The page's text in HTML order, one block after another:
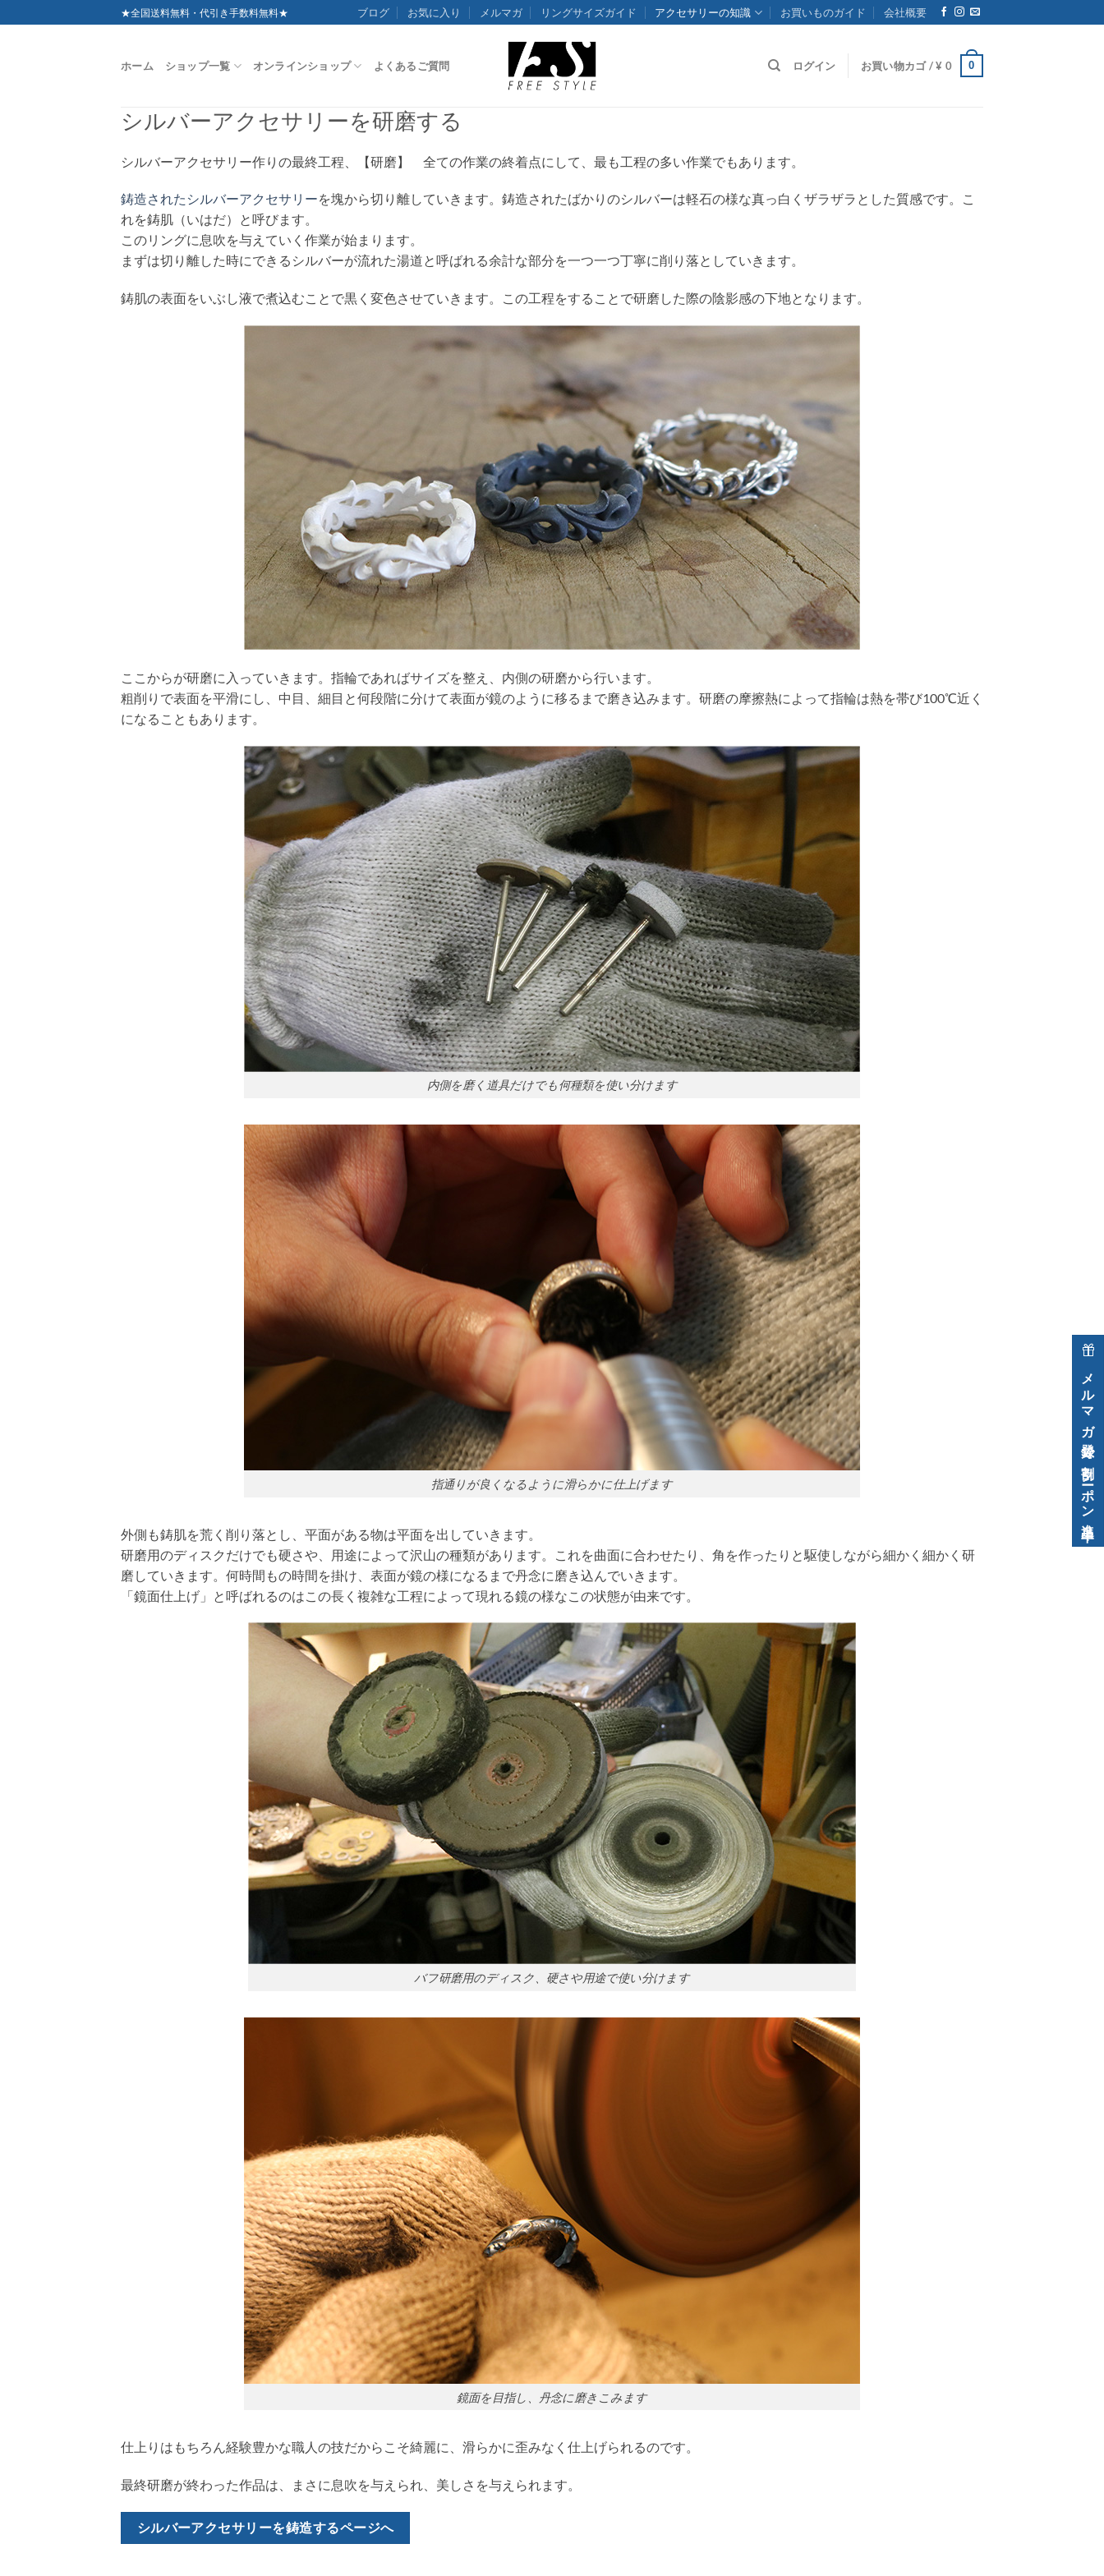
to
★全国送料無料・代引き手数料無料★ ブログ お気に入り メルマガ リングサイズガイド アクセサリーの知識 お買いものガイド 会社概要
ホーム ショップ一覧 オンラインショップ よくあるご質問 ログイン お買い物カゴ /¥ 0 0
シルバーアクセサリーを研磨する
シルバーアクセサリー作りの最終工程、【研磨】 全ての作業の終着点にして、最も工程の多い作業でもあります。
鋳造されたシルバーアクセサリーを塊から切り離していきます。鋳造されたばかりのシルバーは軽石の様な真っ白くザラザラとした質感です。こ
れを鋳肌（いはだ）と呼びます。
このリングに息吹を与えていく作業が始まります。
まずは切り離した時にできるシルバーが流れた湯道と呼ばれる余計な部分を一つ一つ丁寧に削り落としていきます。
鋳肌の表面をいぶし液で煮込むことで黒く変色させていきます。この工程をすることで研磨した際の陰影感の下地となります。
ここからが研磨に入っていきます。指輪であればサイズを整え、内側の研磨から行います。
粗削りで表面を平滑にし、中目、細目と何段階に分けて表面が鏡のように移るまで磨き込みます。研磨の摩擦熱によって指輪は熱を帯び100℃近く
になることもあります。
内側を磨く道具だけでも何種類を使い分けます
指通りが良くなるように滑らかに仕上げます
外側も鋳肌を荒く削り落とし、平面がある物は平面を出していきます。
研磨用のディスクだけでも硬さや、用途によって沢山の種類があります。これを曲面に合わせたり、角を作ったりと駆使しながら細かく細かく研
磨していきます。何時間もの時間を掛け、表面が鏡の様になるまで丹念に磨き込んでいきます。
「鏡面仕上げ」と呼ばれるのはこの長く複雑な工程によって現れる鏡の様なこの状態が由来です。
バフ研磨用のディスク、硬さや用途で使い分けます
鏡面を目指し、丹念に磨きこみます
仕上りはもちろん経験豊かな職人の技だからこそ綺麗に、滑らかに歪みなく仕上げられるのです。
最終研磨が終わった作品は、まさに息吹を与えられ、美しさを与えられます。
シルバーアクセサリーを鋳造するページへ
メルマガ登録で割引クーポン進呈中！